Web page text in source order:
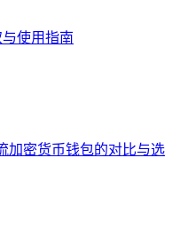
使用指南
加密货币钱包的对比与选